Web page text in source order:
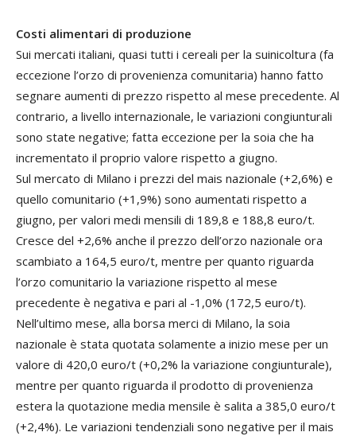
Costi alimentari di produzione
Sui mercati italiani, quasi tutti i cereali per la suinicoltura (fa
eccezione l’orzo di provenienza comunitaria) hanno fatto
segnare aumenti di prezzo rispetto al mese precedente. Al
contrario, a livello internazionale, le variazioni congiunturali
sono state negative; fatta eccezione per la soia che ha
incrementato il proprio valore rispetto a giugno.
Sul mercato di Milano i prezzi del mais nazionale (+2,6%) e
quello comunitario (+1,9%) sono aumentati rispetto a
giugno, per valori medi mensili di 189,8 e 188,8 euro/t.
Cresce del +2,6% anche il prezzo dell’orzo nazionale ora
scambiato a 164,5 euro/t, mentre per quanto riguarda
l’orzo comunitario la variazione rispetto al mese
precedente è negativa e pari al -1,0% (172,5 euro/t).
Nell’ultimo mese, alla borsa merci di Milano, la soia
nazionale è stata quotata solamente a inizio mese per un
valore di 420,0 euro/t (+0,2% la variazione congiunturale),
mentre per quanto riguarda il prodotto di provenienza
estera la quotazione media mensile è salita a 385,0 euro/t
(+2,4%). Le variazioni tendenziali sono negative per il mais